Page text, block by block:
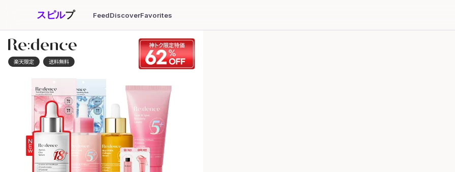
スピルプ FeedDiscoverFavorites